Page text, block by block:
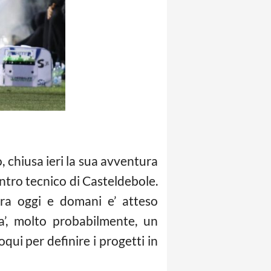
chiusa ieri la sua avventura
tecnico di Casteldebole.
oggi e domani e’ atteso
molto probabilmente, un
per definire i progetti in